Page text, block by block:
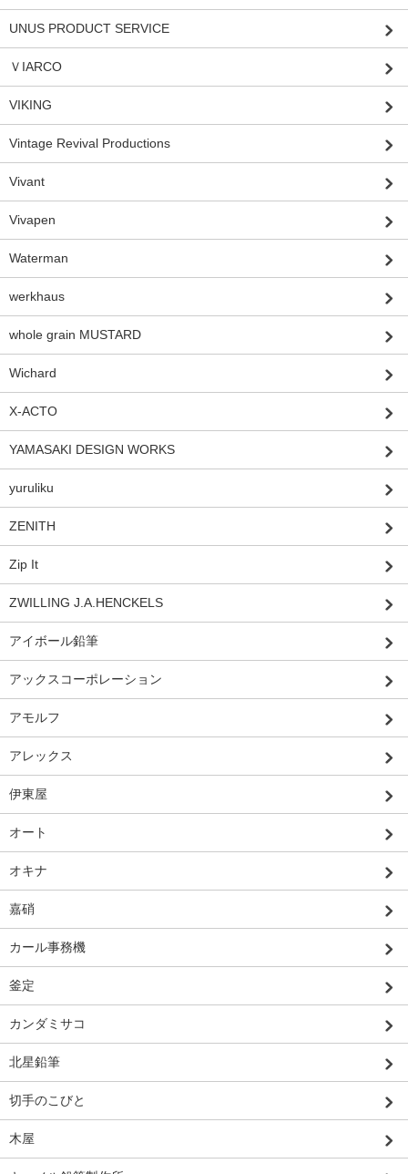
UNUS PRODUCT SERVICE
ＶIARCO
VIKING
Vintage Revival Productions
Vivant
Vivapen
Waterman
werkhaus
whole grain MUSTARD
Wichard
X-ACTO
YAMASAKI DESIGN WORKS
yuruliku
ZENITH
Zip It
ZWILLING J.A.HENCKELS
アイボール鉛筆
アックスコーポレーション
アモルフ
アレックス
伊東屋
オート
オキナ
嘉硝
カール事務機
釜定
カンダミサコ
北星鉛筆
切手のこびと
木屋